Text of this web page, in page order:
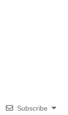
Subscribe